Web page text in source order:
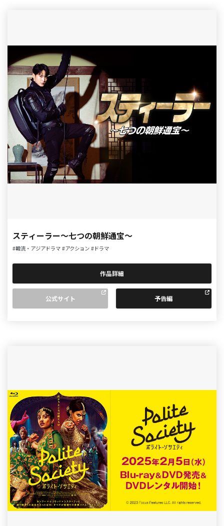
スティーラー〜七つの朝鮮通宝〜
#韓流・アジアドラマ #アクション #ドラマ
作品詳細
公式サイト 予告編